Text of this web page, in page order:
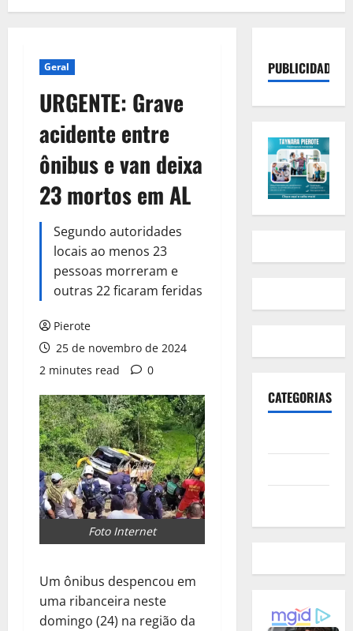
Geral
URGENTE: Grave
acidente entre
ônibus e van deixa
23 mortos em AL
Segundo autoridades
locais ao menos 23
pessoas morreram e
outras 22 ficaram feridas
Pierote
25 de novembro de 2024
2 minutes read
0
Foto Internet
Um ônibus despencou em
uma ribanceira neste
domingo (24) na região da
PUBLICIDADE
CATEGORIAS